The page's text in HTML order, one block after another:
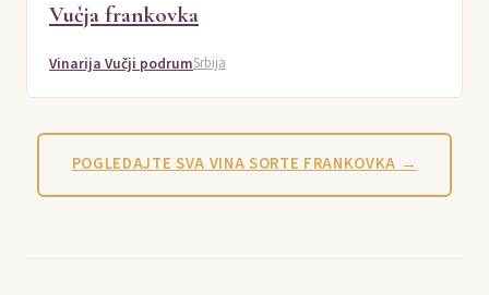
Vučja frankovka
Vinarija Vučji podrumSrbija
POGLEDAJTE SVA VINA SORTE FRANKOVKA →